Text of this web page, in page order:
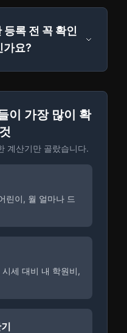
등록 전 꼭 확인
가요?
이 가장 많이 확
계산기만 골랐습니다.
린이, 월 얼마나 드
시세 대비 내 학원비,